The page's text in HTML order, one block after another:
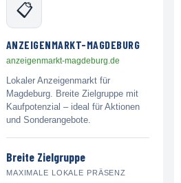
📋
ANZEIGENMARKT-MAGDEBURG
anzeigenmarkt-magdeburg.de
Lokaler Anzeigenmarkt für
Magdeburg. Breite Zielgruppe mit
Kaufpotenzial – ideal für Aktionen
und Sonderangebote.
Breite Zielgruppe
MAXIMALE LOKALE PRÄSENZ